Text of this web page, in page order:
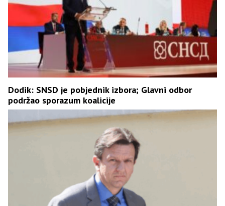
Dodik: SNSD je pobjednik izbora; Glavni odbor
podržao sporazum koalicije